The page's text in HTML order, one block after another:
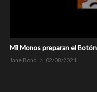
Mil Monos preparan el
Jane Bond 02/08/2021